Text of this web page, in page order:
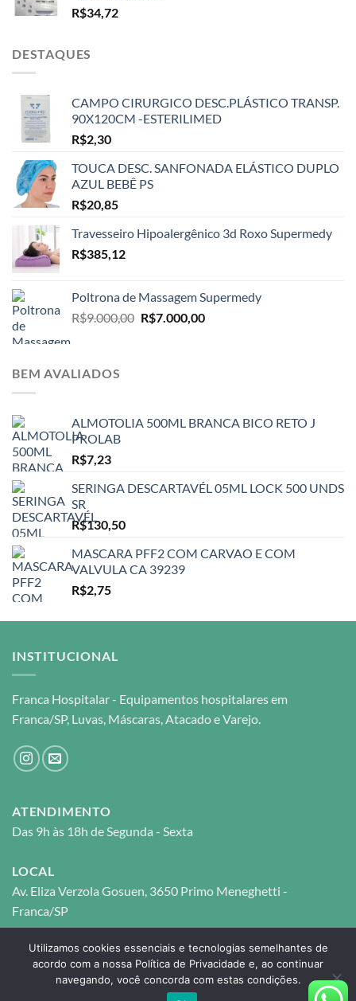
R$34,72
DESTAQUES
CAMPO CIRURGICO DESC.PLÁSTICO TRANSP.
90X120CM -ESTERILIMED
R$2,30
TOUCA DESC. SANFONADA ELÁSTICO DUPLO
AZUL BEBÊ PS
R$20,85
Travesseiro Hipoalergênico 3d Roxo Supermedy
R$385,12
Poltrona de Massagem Supermedy
R$9.000,00 O
R$7.000,00O
BEM AVALIADOS
ALMOTOLIA 500ML BRANCA BICO RETO J
PROLAB
R$7,23
SERINGA DESCARTAVÉL 05ML LOCK 500 UNDS
SR
R$130,50
MASCARA PFF2 COM CARVAO E COM
VALVULA CA 39239
R$2,75
INSTITUCIONAL
Franca Hospitalar - Equipamentos hospitalares em
Franca/SP, Luvas, Máscaras, Atacado e Varejo.
ATENDIMENTO
Das 9h às 18h de Segunda - Sexta
LOCAL
Av. Eliza Verzola Gosuen, 3650 Primo Meneghetti -
Franca/SP
FRANCA HOSPITALAR © 2026 © - CNPJ: 27.117.711/0001-
05 - Todos os direitos reservados.
Utilizamos cookies essenciais e tecnologias semelhantes de
acordo com a nossa Política de Privacidade e, ao continuar
navegando, você concorda com estas condições.